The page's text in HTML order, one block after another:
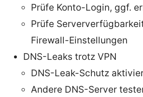
Prüfe Konto-Login, ggf.
Prüfe
Firewall-Einstellungen
DNS-Leaks trotz VPN
DNS-Leak-Schutz
Andere DNS-Server